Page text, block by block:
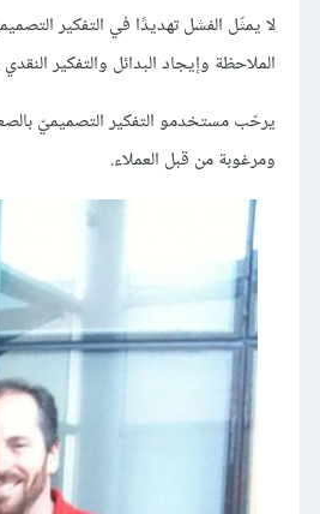
لا يمثّل الفشل تهديدًا في التفكير
الملاحظة وإيجاد البدائل والتفكير
يرحّب مستخدمو التفكير التصميميّ
ومرغوبة من قبل العملاء.